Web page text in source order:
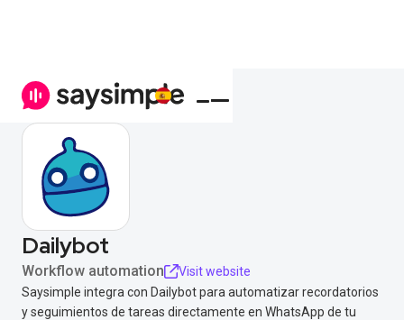
Dailybot
Workflow automation
Visit website
Saysimple integra con Dailybot para automatizar recordatorios
y seguimientos de tareas directamente en WhatsApp de tu